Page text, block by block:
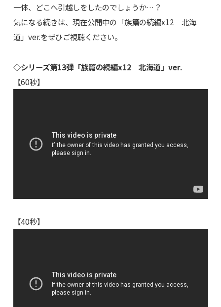
一体、どこへ引越しをしたのでしょうか…？
気になる続きは、現在公開中の「族篇の続編x12 北海
道」ver.をぜひご視聴ください。
◇シリーズ第13弾「族篇の続編x12 北海道」ver.
【60秒】
【40秒】